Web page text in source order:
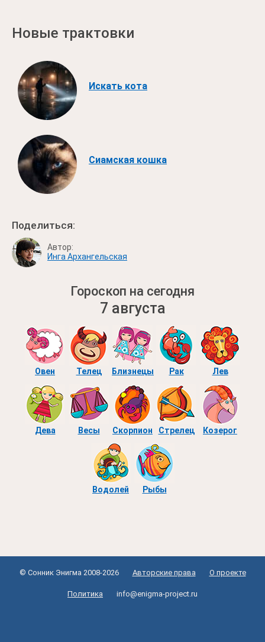
Новые трактовки
Искать кота
Сиамская кошка
Поделиться:
Автор:
Инга Архангельская
Гороскоп на сегодня
7 августа
Овен Телец Близнецы Рак Лев
Дева Весы Скорпион Стрелец Козерог
Водолей Рыбы
© Сонник Энигма 2008-2026 Авторские права О проекте
Политика info@enigma-project.ru